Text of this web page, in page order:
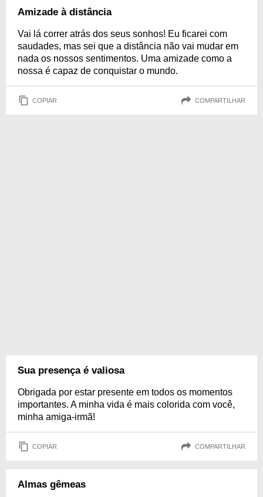
Amizade à distância
Vai lá correr atrás dos seus sonhos! Eu ficarei com
saudades, mas sei que a distância não vai mudar em
nada os nossos sentimentos. Uma amizade como a
nossa é capaz de conquistar o mundo.
COPIAR COMPARTILHAR
Sua presença é valiosa
Obrigada por estar presente em todos os momentos
importantes. A minha vida é mais colorida com você,
minha amiga-irmã!
COPIAR COMPARTILHAR
Almas gêmeas